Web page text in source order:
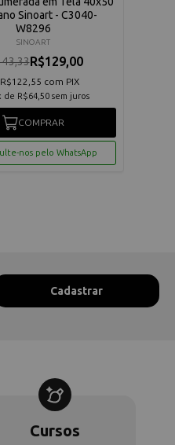
Sinoart - C3040-
W8296
SINOART
R$129,00
R$122,55 com PIX
de R$64,50 sem juros
COMPRAR
nos pelo WhatsApp
Cursos